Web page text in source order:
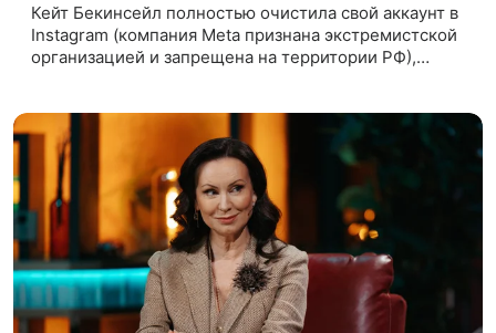
Кейт Бекинсейл полностью очистила свой аккаунт в
Instagram (компания Meta признана экстремистской
организацией и запрещена на территории РФ),